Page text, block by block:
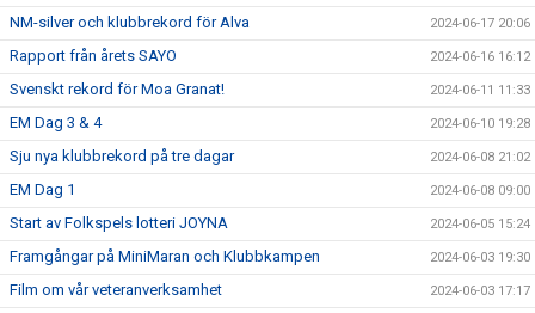
NM-silver och klubbrekord för Alva 2024-06-17 20:06
Rapport från årets SAYO 2024-06-16 16:12
Svenskt rekord för Moa Granat! 2024-06-11 11:33
EM Dag 3 & 4 2024-06-10 19:28
Sju nya klubbrekord på tre dagar 2024-06-08 21:02
EM Dag 1 2024-06-08 09:00
Start av Folkspels lotteri JOYNA 2024-06-05 15:24
Framgångar på MiniMaran och Klubbkampen 2024-06-03 19:30
Film om vår veteranverksamhet 2024-06-03 17:17